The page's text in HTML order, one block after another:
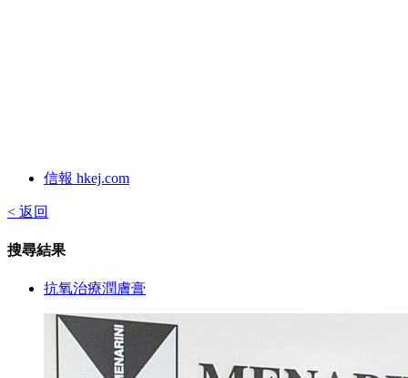
信報 hkej.com
< 返回
搜尋結果
抗氧治療潤膚膏